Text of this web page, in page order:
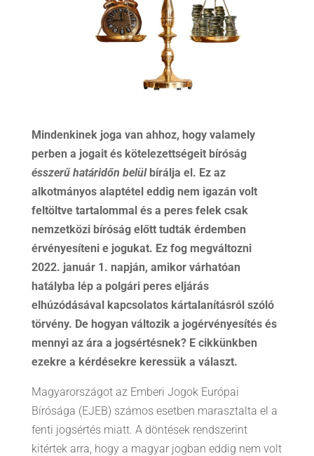
Mindenkinek joga van ahhoz, hogy valamely
perben a jogait és kötelezettségeit bíróság
ésszerű határidőn belülbírálja el. Ez az
alkotmányos alaptétel eddig nem igazán volt
feltöltve tartalommal és a peres felek csak
nemzetközi bíróság előtt tudták érdemben
érvényesíteni e jogukat. Ez fog megváltozni
2022. január 1. napján, amikor várhatóan
hatályba lép a polgári peres eljárás
elhúzódásával kapcsolatos kártalanításról szóló
törvény. De hogyan változik a jogérvényesítés és
mennyi az ára a jogsértésnek? E cikkünkben
ezekre a kérdésekre keressük a választ.
Magyarországot az Emberi Jogok Európai
Bírósága (EJEB) számos esetben marasztalta el a
fenti jogsértés miatt. A döntések rendszerint
kitértek arra, hogy a magyar jogban eddig nem volt